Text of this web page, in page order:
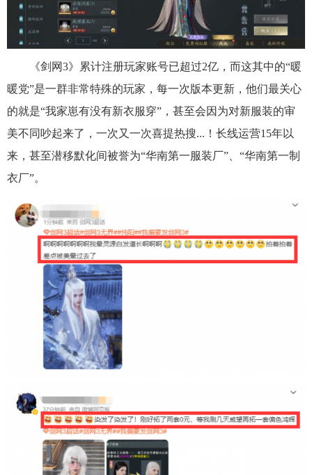
《剑网3》累计注册玩家账号已超过2亿，而这其中的“暖
暖党”是一群非常特殊的玩家，每一次版本更新，他们最关心
的就是“我家崽有没有新衣服穿”，甚至会因为对新服装的审
美不同吵起来了，一次又一次喜提热搜...！长线运营15年以
来，甚至潜移默化间被誉为“华南第一服装厂”、“华南第一制
衣厂”。